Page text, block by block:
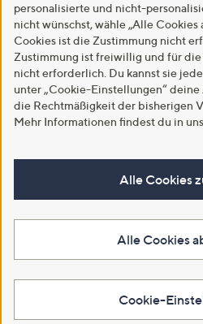
personalisierte und nicht-
nicht wünschst, wähle „Alle
Cookies ist die Zustimmung nicht
Zustimmung ist freiwillig und für
nicht erforderlich. Du kannst sie
unter „Cookie-Einstellungen“ deine
die Rechtmäßigkeit der bisherigen
Mehr Informationen findest du in
Alle Cookies
Alle Cookies
Cookie-